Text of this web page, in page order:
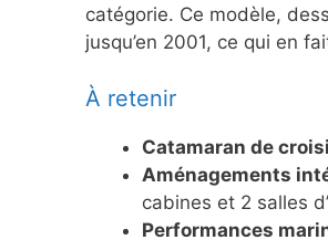
catégorie. Ce modèle,
jusqu’en 2001, ce qui en
À retenir
Catamaran de
Aménagements
cabines et 2 salles
Performances